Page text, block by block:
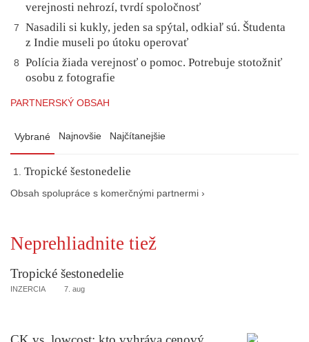
verejnosti nehrozí, tvrdí spoločnosť
7
Nasadili si kukly, jeden sa spýtal, odkiaľ sú. Študenta
z Indie museli po útoku operovať
8
Polícia žiada verejnosť o pomoc. Potrebuje stotožniť
osobu z fotografie
PARTNERSKÝ OBSAH
Vybrané Najnovšie Najčítanejšie
Tropické šestonedelie
Obsah spolupráce s komerčnými partnermi ›
Neprehliadnite tiež
Tropické šestonedelie
INZERCIA 7. aug